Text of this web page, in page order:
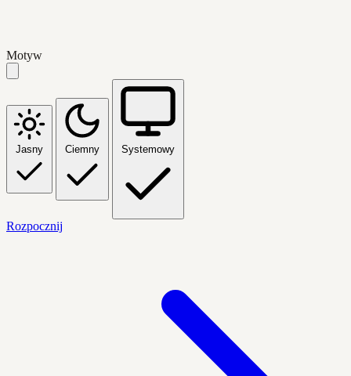
Motyw
Jasny Ciemny Systemowy
Rozpocznij